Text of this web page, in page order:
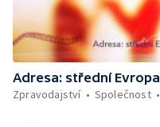
Adresa: střední Evropa
Zpravodajství
Společnost